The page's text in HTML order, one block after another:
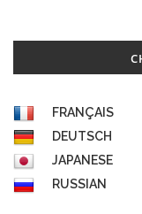
FRANÇAIS
DEUTSCH
JAPANESE
RUSSIAN